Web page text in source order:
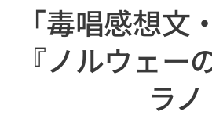
「毒唱感想文
『ノルウェー
ラノ